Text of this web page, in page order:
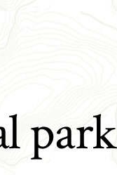
park